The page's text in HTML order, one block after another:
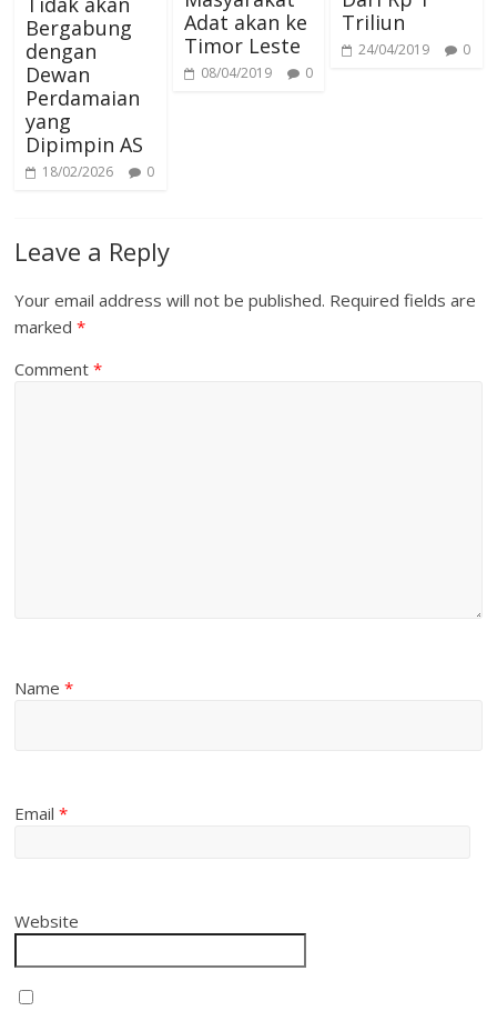
Bergabung
dengan
Dewan
Perdamaian
yang
Dipimpin AS
18/02/2026 0
Adat akan ke
Timor Leste
08/04/2019 0
Triliun
24/04/2019 0
Leave a Reply
Your email address will not be published. Required fields are
marked*
Comment*
Name*
Email*
Website